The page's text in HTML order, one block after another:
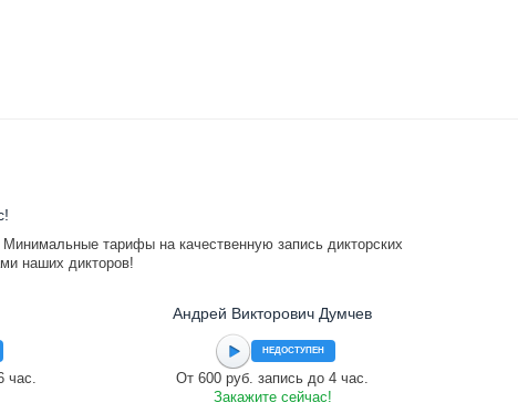
тарифы на качественную запись дикторских
наших дикторов!
час.
Андрей Викторович Думчев
НЕДОСТУПЕН
От 600 руб. запись до 4 час.
Закажите сейчас!